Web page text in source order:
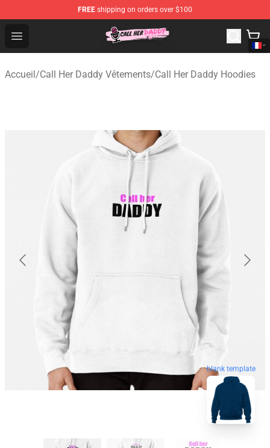
FREE shipping on orders over $100
Open menu
Call Her Daddy Store - Official Call Her Daddy
Accueil/Call Her Daddy Vêtements/Call Her Daddy Hoodies
blank template